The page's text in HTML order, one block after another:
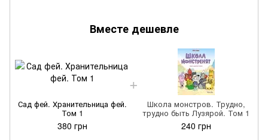
Вместе дешевле
Сад фей. Хранительница фей.
Том 1
380 грн
Школа монстров. Трудно,
трудно быть Лузярой. Том 1
240 грн